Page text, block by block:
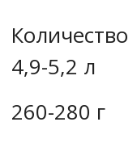
Количество
4,9-5,2 л
260-280 г